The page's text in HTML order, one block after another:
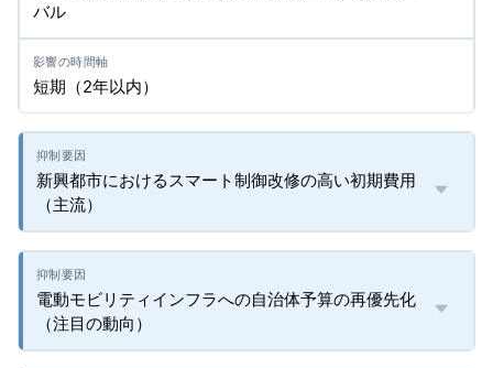
バル
短期（2年以内）
新興都市におけるスマート制御改修の高い初期費用
（主流）
電動モビリティインフラへの自治体予算の再優先化
（注目の動向）